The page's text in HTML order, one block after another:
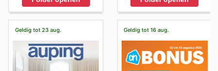
Geldig tot 23 aug. Geldig tot 16 aug.